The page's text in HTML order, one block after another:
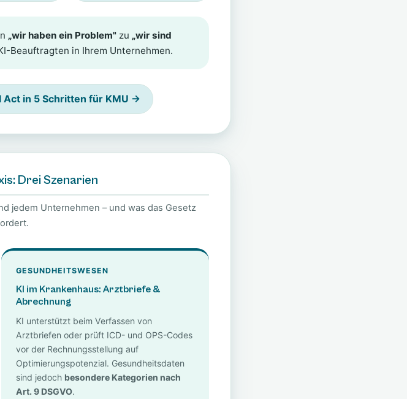
„wir haben ein Problem"zu „wir sind
Beauftragten in Ihrem Unternehmen.
Act in 5 Schritten für KMU →
Drei Szenarien
jedem Unternehmen – und was das Gesetz
GESUNDHEITSWESEN
KI im Krankenhaus: Arztbriefe &
Abrechnung
KI unterstützt beim Verfassen von
Arztbriefen oder prüft ICD- und OPS-Codes
vor der Rechnungsstellung auf
Optimierungspotenzial. Gesundheitsdaten
sind jedoch besondere Kategorien nach
Art. 9 DSGVO.